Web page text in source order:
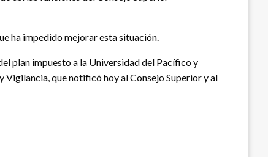
ha impedido mejorar esta situación.
plan impuesto a la Universidad del Pacífico y
Vigilancia, que notificó hoy al Consejo Superior y al